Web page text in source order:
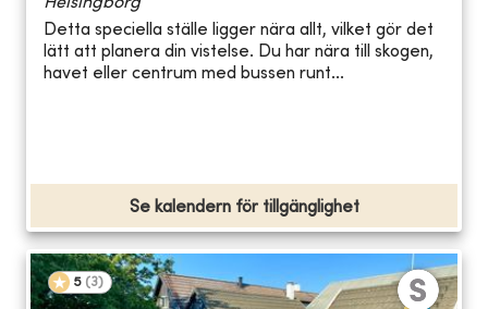
Detta speciella ställe ligger nära allt, vilket gör det
lätt att planera din vistelse. Du har nära till skogen,
havet eller centrum med bussen runt...
Se kalendern för tillgänglighet
5 (3)